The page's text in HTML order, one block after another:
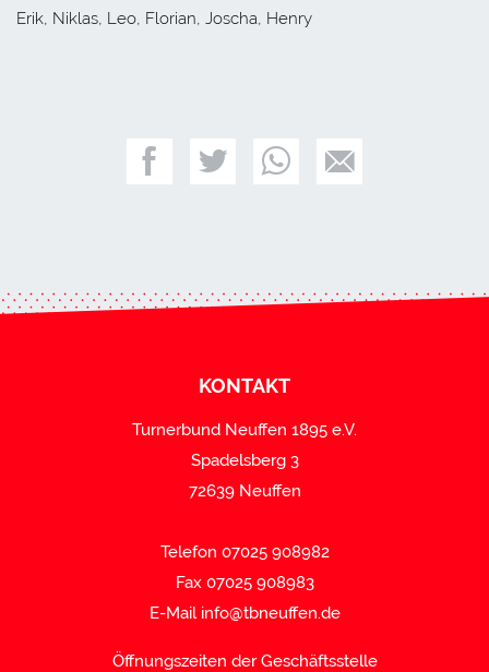
Erik, Niklas, Leo, Florian, Joscha, Henry
KONTAKT
Turnerbund Neuffen 1895 e.V.
Spadelsberg 3
72639 Neuffen
Telefon 07025 908982
Fax 07025 908983
E-Mail info@tbneuffen.de
Öffnungszeiten der Geschäftsstelle